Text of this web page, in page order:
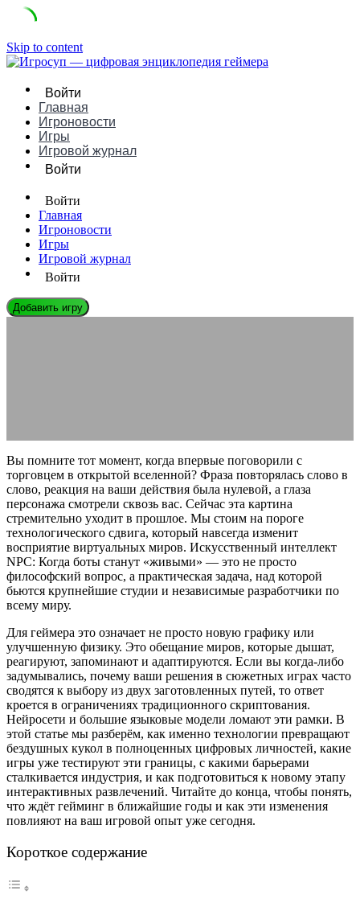
Skip to content
Войти
Главная
Игроновости
Игры
Игровой журнал
Войти
Войти
Главная
Игроновости
Игры
Игровой журнал
Войти
Добавить игру
Вы помните тот момент, когда впервые поговорили с
торговцем в открытой вселенной? Фраза повторялась слово в
слово, реакция на ваши действия была нулевой, а глаза
персонажа смотрели сквозь вас. Сейчас эта картина
стремительно уходит в прошлое. Мы стоим на пороге
технологического сдвига, который навсегда изменит
восприятие виртуальных миров. Искусственный интеллект
NPC: Когда боты станут «живыми» — это не просто
философский вопрос, а практическая задача, над которой
бьются крупнейшие студии и независимые разработчики по
всему миру.
Для геймера это означает не просто новую графику или
улучшенную физику. Это обещание миров, которые дышат,
реагируют, запоминают и адаптируются. Если вы когда-либо
задумывались, почему ваши решения в сюжетных играх часто
сводятся к выбору из двух заготовленных путей, то ответ
кроется в ограничениях традиционного скриптования.
Нейросети и большие языковые модели ломают эти рамки. В
этой статье мы разберём, как именно технологии превращают
бездушных кукол в полноценных цифровых личностей, какие
игры уже тестируют эти границы, с какими барьерами
сталкивается индустрия, и как подготовиться к новому этапу
интерактивных развлечений. Читайте до конца, чтобы понять,
что ждёт гейминг в ближайшие годы и как эти изменения
повлияют на ваш игровой опыт уже сегодня.
Короткое содержание